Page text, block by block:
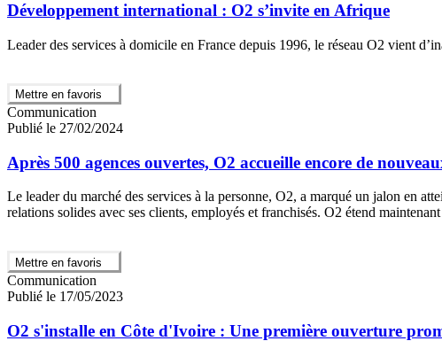
Développement international : O2 s’invite en Afrique
Leader des services à domicile en France depuis 1996, le réseau O2 vient
Mettre en favoris
Communication
Publié le 27/02/2024
Après 500 agences ouvertes, O2 accueille encore de
Le leader du marché des services à la personne, O2, a marqué un jalon en
relations solides avec ses clients, employés et franchisés. O2 étend
Mettre en favoris
Communication
Publié le 17/05/2023
O2 s'installe en Côte d'Ivoire : Une première ouverture